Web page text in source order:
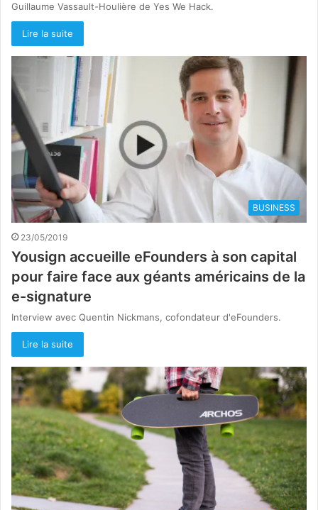
Guillaume Vassault-Houlière de Yes We Hack.
Lire la suite
BUSINESS
23/05/2019
Yousign accueille eFounders à son capital
pour faire face aux géants américains de la
e-signature
Interview avec Quentin Nickmans, cofondateur d'eFounders.
Lire la suite